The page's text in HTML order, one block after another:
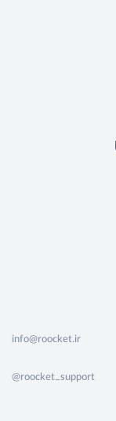
info@roocket.ir
@roocket_support